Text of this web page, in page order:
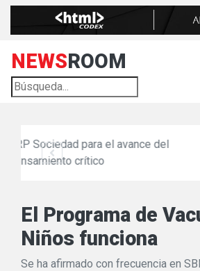
NEWSROOM
Circulo
El Programa de
Niños funciona
Se ha afirmado con frecuencia en